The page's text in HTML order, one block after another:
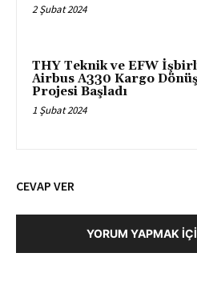
2 Şubat 2024
THY Teknik ve EFW
Airbus A330 Kargo
Projesi Başladı
1 Şubat 2024
CEVAP VER
YORUM YAPMAK